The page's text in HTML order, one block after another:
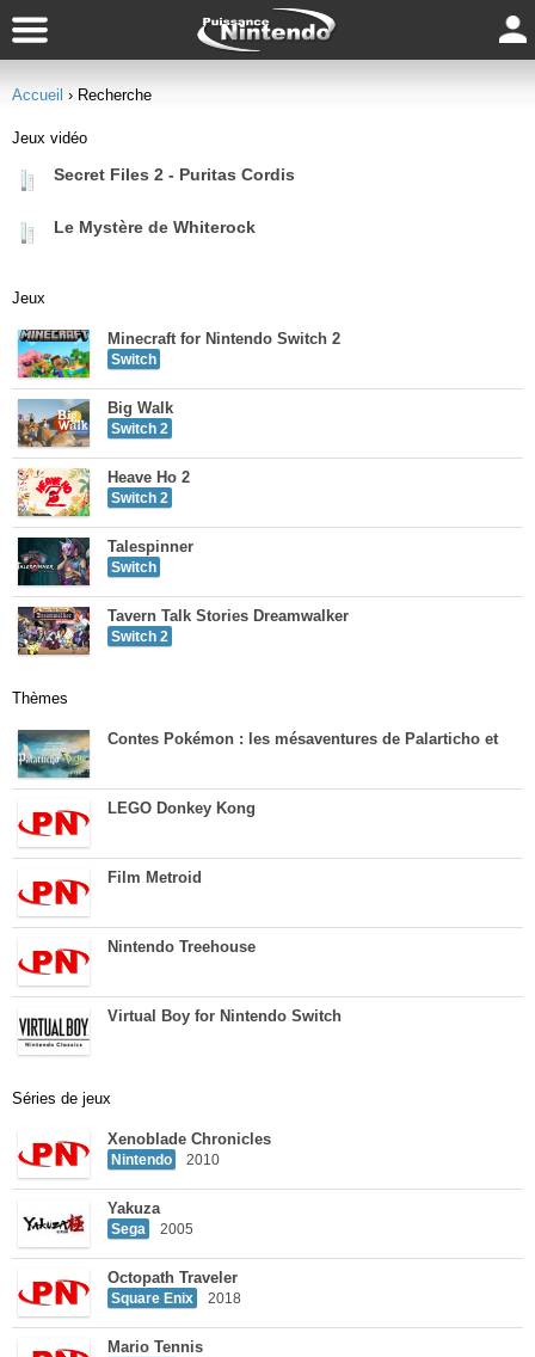
Accueil › Recherche
Jeux vidéo
Secret Files 2 - Puritas Cordis
Le Mystère de Whiterock
Jeux
Minecraft for Nintendo Switch 2
Switch
Big Walk
Switch 2
Heave Ho 2
Switch 2
Talespinner
Switch
Tavern Talk Stories Dreamwalker
Switch 2
Thèmes
Contes Pokémon : les mésaventures de Palarticho et
LEGO Donkey Kong
Film Metroid
Nintendo Treehouse
Virtual Boy for Nintendo Switch
Séries de jeux
Xenoblade Chronicles
Nintendo 2010
Yakuza
Sega 2005
Octopath Traveler
Square Enix 2018
Mario Tennis